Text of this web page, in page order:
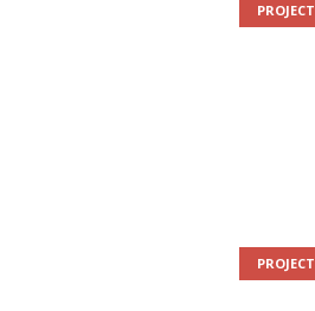
PROJECT
PROJECT